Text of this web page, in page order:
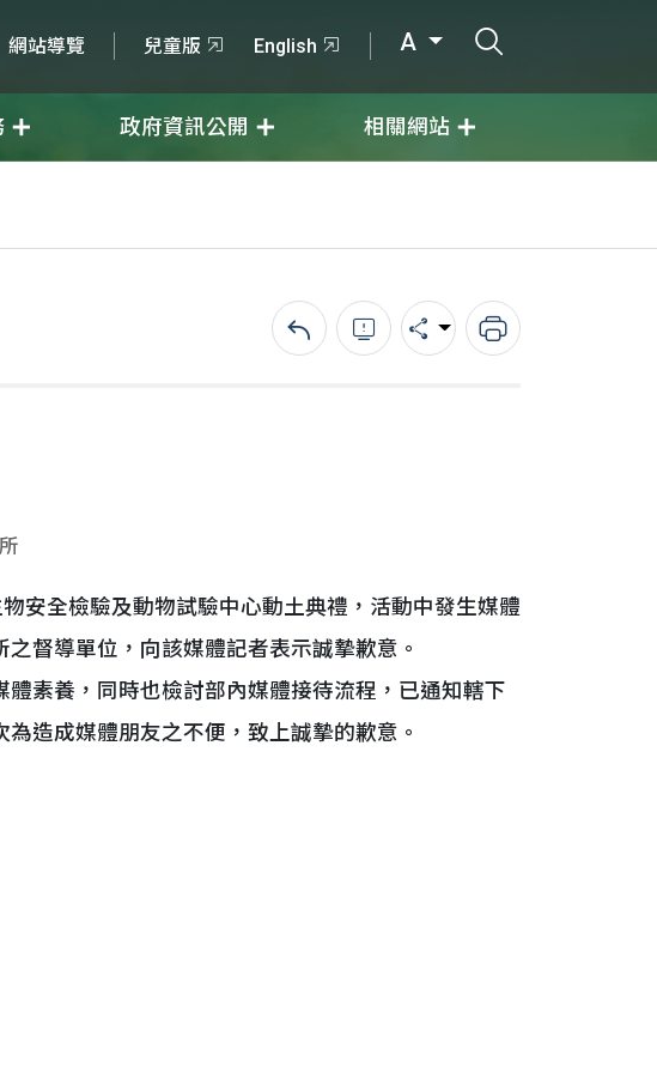
網站導覽 兒童版 English A
政府資訊公開 相關網站
回上一頁錯誤回報分享 列印
全檢驗及動物試驗中心動土典禮，活動中發生媒體
督導單位，向該媒體記者表示誠摯歉意。
素養，同時也檢討部內媒體接待流程，已通知轄下
造成媒體朋友之不便，致上誠摯的歉意。